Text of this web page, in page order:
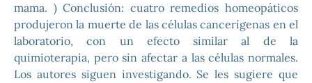
mama. ) Conclusión: cuatro remedios homeopáticos
produjeron la muerte de las células cancerígenas en el
laboratorio, con un efecto similar al de la
quimioterapia, pero sin afectar a las células normales.
Los autores siguen investigando. Se les sugiere que